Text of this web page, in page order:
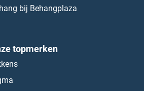
bij Behangplaza
topmerken